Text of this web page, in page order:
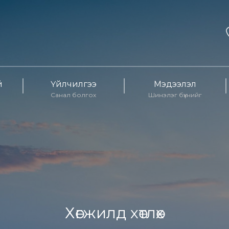
Үйлчилгээ
Санал болгох
Мэдээлэл
Шинэлэг бүхнийг
Хөгжилд хөтлөх